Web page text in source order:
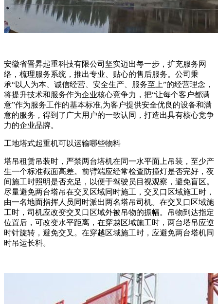
安徽省晋昇起重科技有限公司坚实迈出每一步，扩充服务网
络，梳理服务系统，推出专业、贴心的售后服务。公司秉
承“以人为本、诚信经营、安全生产、服务至上”的经营理念，
将提升技术和服务作为企业核心竞争力，把“让每个客户都满
意”作为服务工作的基本标准,为客户提供安全优良的设备和满
意的服务，得到了广大用户的一致认同，打造出具有核心竞争
力的企业品牌。
工地塔式起重机可以运输哪些物料
塔吊租赁吊装时，严禁两台塔机在同一水平面上吊装，至少产
生一个标准截面高差。前臂端应经常检查防撞灯是否完好，夜
间施工时照明是否充足，以便于驾驶员目视观察，避免盲区。
尽量避免两台塔吊在交叉区域同时施工，交叉口区域施工时，
由一名地面指挥人员同时派出两名塔吊司机。在交叉口区域施
工时，司机应改变交叉口区域外被吊物的振幅。吊物到达指定
位置后，可改变水平距离，在穿越区域施工时，两台塔吊应逆
时针旋转，避免交叉。在穿越区域施工时，应避免两台塔机同
时吊运长料。